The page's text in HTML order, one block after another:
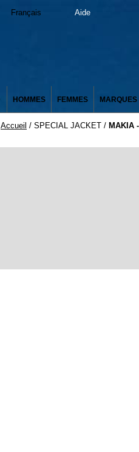
Français Aide
HOMMES FEMMES MARQUES
Accueil / SPECIAL JACKET / MAKIA